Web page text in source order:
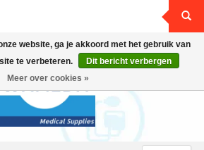
website, ga je akkoord met het gebruik van
te verbeteren.
Dit bericht verbergen
Meer over cookies »